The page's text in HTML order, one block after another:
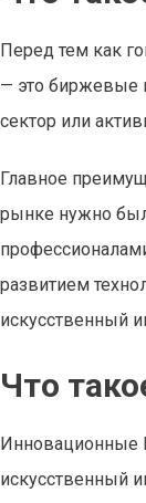
Перед тем как
— это биржевые
сектор или
Главное
рынке нужно
развитием
искусственный
Что
Инновационные
искусственный